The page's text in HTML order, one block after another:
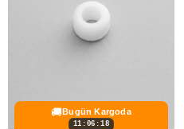
🚚Bugün Kargoda
11:06:16